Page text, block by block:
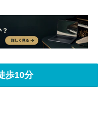
歩10分